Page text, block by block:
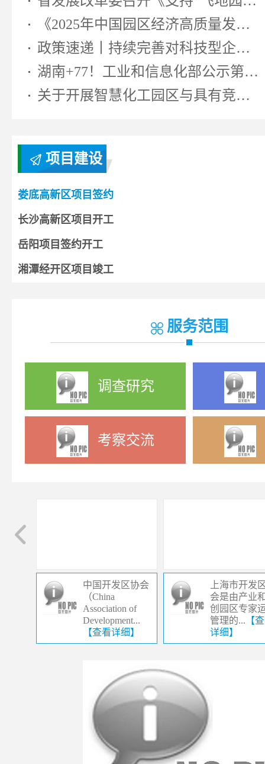
《2025年中国园区经济高质量发展研...
政策速递丨持续完善对科技型企业...
湖南+77！工业和信息化部公示第七...
关于开展智慧化工园区与具有竞争...
项目建设
娄底高新区项目签约
长沙高新区项目开工
岳阳项目签约开工
湘潭经开区项目竣工
服务范围
调查研究
考察交流
中国开发区协会
（China
Association of
Development...
【查看详细】
上海市开发
会是由产业
创园区专家
管理的... 【
详细】